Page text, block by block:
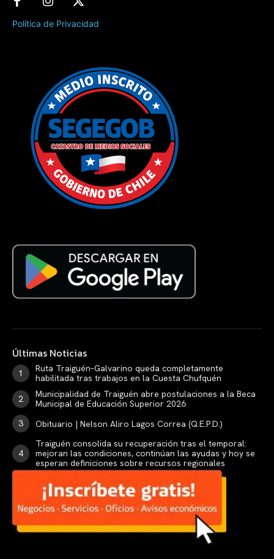
Política de Privacidad
Últimas Noticias
Ruta Traiguén–Galvarino queda completamente
habilitada tras trabajos en la Cuesta Chufquén
Municipalidad de Traiguén abre postulaciones a la Beca
Municipal de Educación Superior 2026
Obituario | Nelson Aliro Lagos Correa (Q.E.P.D.)
Traiguén consolida su recuperación tras el temporal:
mejoran las condiciones, continúan las ayudas y hoy se
esperan definiciones sobre recursos regionales